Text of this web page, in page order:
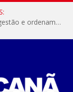
Resex Maracanã avança no processo de gestão e ordenamento do turismo em nossas áreas protegidas.